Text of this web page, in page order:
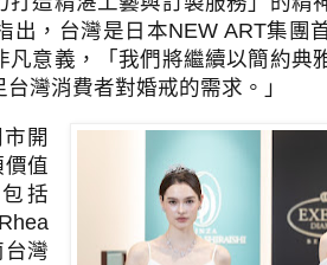
出，台灣是日本NEW ART集團
意義，「我們將繼續以簡約典
灣消費者對婚戒的需求。」
開
價值
括
灣